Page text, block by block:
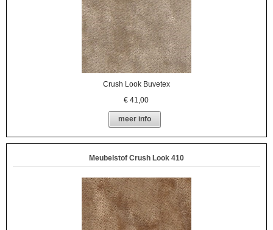
Crush Look Buvetex
€41,00
meer info
Meubelstof Crush Look 410